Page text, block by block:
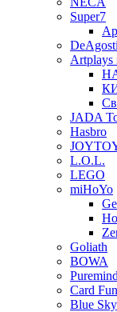
Super7
Artplays
JADA
Hasbro
L.O.L.
LEGO
miHoYo
Goliath
BOWA
Puremind
Card Fun
Blue Sky